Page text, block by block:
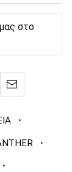
στο
·
·
·